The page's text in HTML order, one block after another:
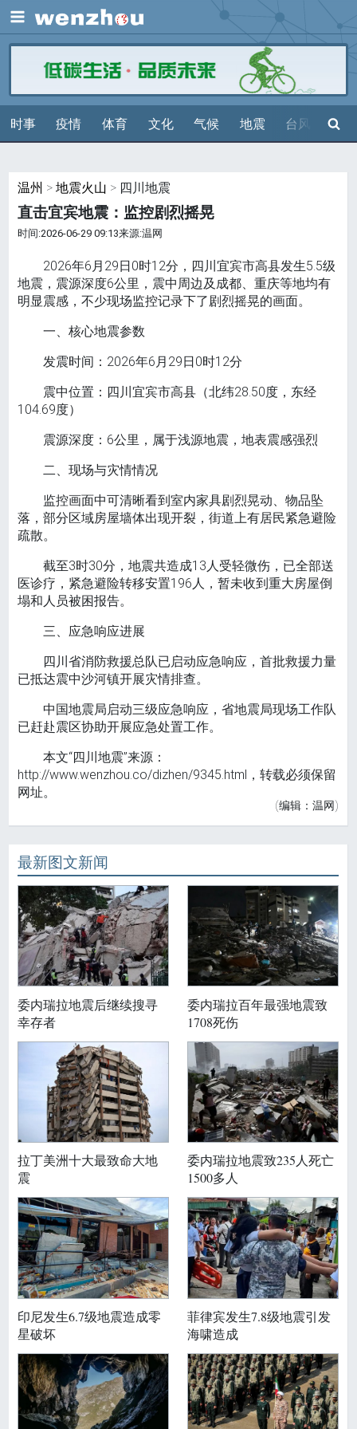
展开
时事 疫情 体育 文化 气候 地震 台风 天气
搜索
温州 >地震火山 > 四川地震
直击宜宾地震：监控剧烈摇晃
时间:2026-06-29 09:13来源:温网
2026年6月29日0时12分，四川宜宾市高县发生5.5级
地震，震源深度6公里，震中周边及成都、重庆等地均有
明显震感，不少现场监控记录下了剧烈摇晃的画面。
一、核心地震参数
发震时间：2026年6月29日0时12分
震中位置：四川宜宾市高县（北纬28.50度，东经
104.69度）
震源深度：6公里，属于浅源地震，地表震感强烈
二、现场与灾情情况
监控画面中可清晰看到室内家具剧烈晃动、物品坠
落，部分区域房屋墙体出现开裂，街道上有居民紧急避险
疏散。
截至3时30分，地震共造成13人受轻微伤，已全部送
医诊疗，紧急避险转移安置196人，暂未收到重大房屋倒
塌和人员被困报告。
三、应急响应进展
四川省消防救援总队已启动应急响应，首批救援力量
已抵达震中沙河镇开展灾情排查。
中国地震局启动三级应急响应，省地震局现场工作队
已赶赴震区协助开展应急处置工作。
本文“四川地震”来源：
http://www.wenzhou.co/dizhen/9345.html，转载必须保留
网址。
(编辑：温网)
最新图文新闻
委内瑞拉地震后继续搜寻
幸存者
委内瑞拉百年最强地震致
1708死伤
拉丁美洲十大最致命大地
震
委内瑞拉地震致235人死亡
1500多人
印尼发生6.7级地震造成零
星破坏
菲律宾发生7.8级地震引发
海啸造成